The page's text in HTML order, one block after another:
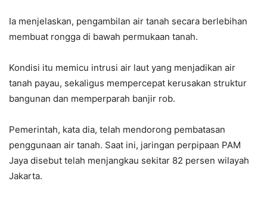
Ia menjelaskan, pengambilan air tanah secara berlebihan
membuat rongga di bawah permukaan tanah.
Kondisi itu memicu intrusi air laut yang menjadikan air
tanah payau, sekaligus mempercepat kerusakan struktur
bangunan dan memperparah banjir rob.
Pemerintah, kata dia, telah mendorong pembatasan
penggunaan air tanah. Saat ini, jaringan perpipaan PAM
Jaya disebut telah menjangkau sekitar 82 persen wilayah
Jakarta.